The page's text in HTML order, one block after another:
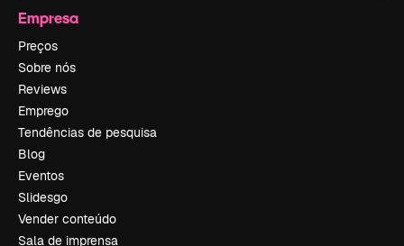
Empresa
Preços
Sobre nós
Reviews
Emprego
Tendências de pesquisa
Blog
Eventos
Slidesgo
Vender conteúdo
Sala de imprensa